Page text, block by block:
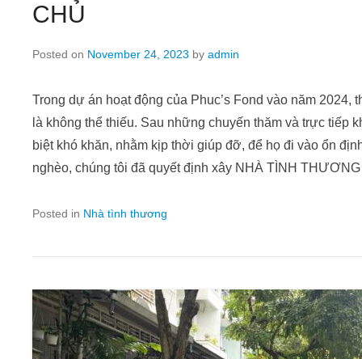
CHỦ
Posted on November 24, 2023 by admin
Trong dự án hoạt động của Phuc’s Fond vào năm
là không thể thiếu. Sau những chuyến thăm và trực tiếp
biệt khó khăn, nhằm kịp thời giúp đỡ, để họ đi vào ổn
nghèo, chúng tôi đã quyết định xây NHÀ TÌNH
Posted in Nhà tình thương